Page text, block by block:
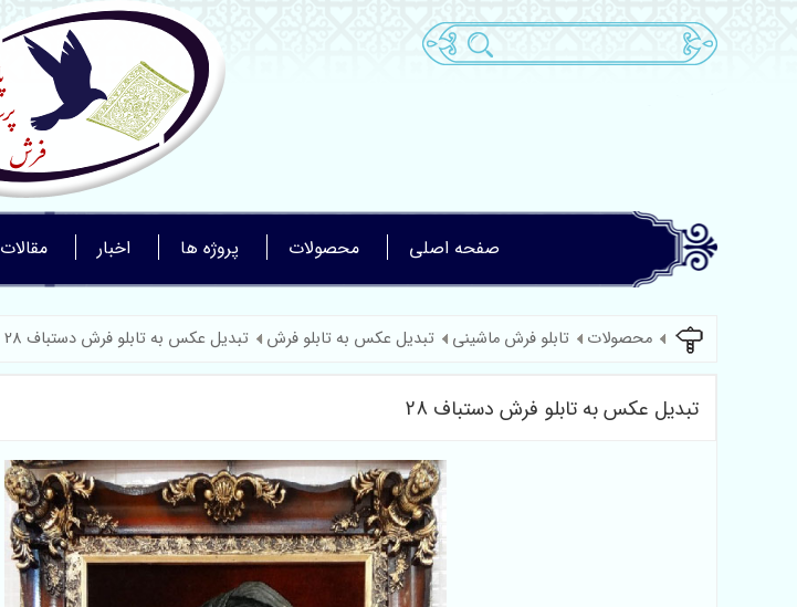
صفحه اصلی محصولات پروژه ها اخبار مقالات
محصولات تابلو فرش ماشینی تبدیل عکس به تابلو فرش تبدیل عکس به تابلو فرش دستباف 28
تبدیل عکس به تابلو فرش دستباف 28